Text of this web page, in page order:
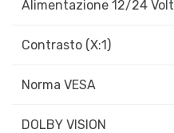
Alimentazione 12/24 Volt
Contrasto (X:1)
Norma VESA
DOLBY VISION